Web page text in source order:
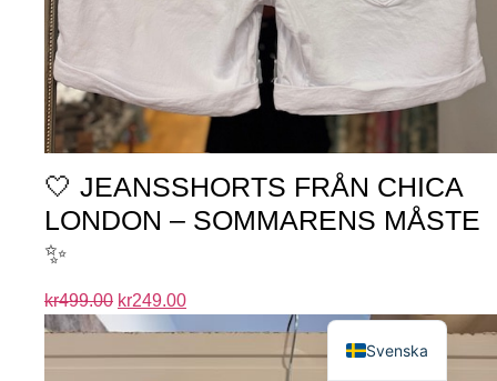
🤍 JEANSSHORTS FRÅN CHICA
LONDON – SOMMARENS MÅSTE
✨
kr499.00 kr249.00
Svenska
English